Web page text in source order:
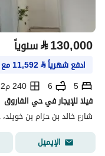
⃁130,000 سنوياً
ادفع شهرياً⃁
11,592مع
5
6
240 م2
فيلا للإيجار في حي الفاروق
شارع خالد بن حزام بن
الإيميل